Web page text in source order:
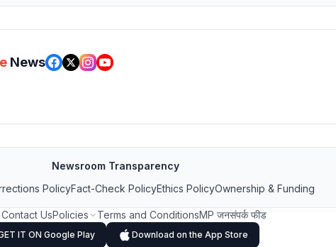
e News
Newsroom Transparency
PolicyFact-Check PolicyEthics PolicyOwnership & Funding
Contact UsPolicies Terms and ConditionsMP जनसंपर्क फीड
IT ON Google Play Download on the App Store